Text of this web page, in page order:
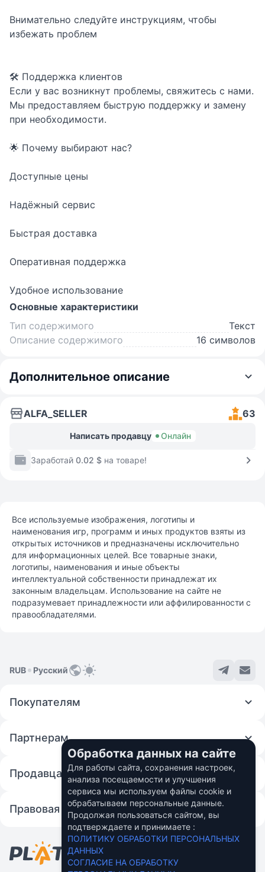
Внимательно следуйте инструкциям, чтобы
избежать проблем
🛠 Поддержка клиентов
Если у вас возникнут проблемы, свяжитесь с нами.
Мы предоставляем быструю поддержку и замену
при необходимости.
🌟 Почему выбирают нас?
Доступные цены
Надёжный сервис
Быстрая доставка
Оперативная поддержка
Удобное использование
Основные характеристики
Тип содержимого
Текст
Описание содержимого
16 символов
Дополнительное описание
ALFA_SELLER 63
Написать продавцу Онлайн
Заработай 0.02 $ на товаре!
Все используемые изображения, логотипы и
наименования игр, программ и иных продуктов взяты из
открытых источников и предназначены исключительно
для информационных целей. Все товарные знаки,
логотипы, наименования и иные объекты
интеллектуальной собственности принадлежат их
законным владельцам. Использование на сайте не
подразумевает принадлежности или аффилированности с
правообладателями.
RUB Русский
Покупателям
Партнерам
Продавцам
Правовая информация
© 2026 Fincom Teh Ltd.
Персональные данные пользователей в
России обрабатывает ООО "Вебмани.ру"
Обработка данных на сайте
Для работы сайта, сохранения настроек,
анализа посещаемости и улучшения
сервиса мы используем файлы cookie и
обрабатываем персональные данные.
Продолжая пользоваться сайтом, вы
подтверждаете и принимаете :
ПОЛИТИКУ ОБРАБОТКИ ПЕРСОНАЛЬНЫХ
ДАННЫХ
СОГЛАСИЕ НА ОБРАБОТКУ